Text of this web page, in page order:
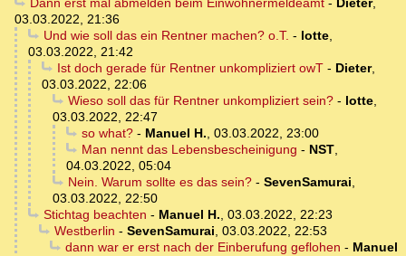
Dann erst mal abmelden beim Einwohnermeldeamt- Dieter,
03.03.2022, 21:36
Und wie soll das ein Rentner machen? o.T. - lotte,
03.03.2022, 21:42
Ist doch gerade für Rentner unkompliziert owT- Dieter,
03.03.2022, 22:06
Wieso soll das für Rentner unkompliziert sein?- lotte,
03.03.2022, 22:47
so what?- Manuel H., 03.03.2022, 23:00
Man nennt das Lebensbescheinigung - NST,
04.03.2022, 05:04
Nein. Warum sollte es das sein?- SevenSamurai,
03.03.2022, 22:50
Stichtag beachten - Manuel H., 03.03.2022, 22:23
Westberlin - SevenSamurai, 03.03.2022, 22:53
dann war er erst nach der Einberufung geflohen - Manuel